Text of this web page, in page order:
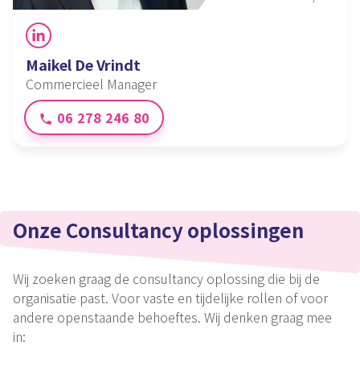
LinkedIn
Maikel De Vrindt
Commercieel Manager
phone 06 278 246 80
Onze Consultancy oplossingen
Wij zoeken graag de consultancy oplossing die bij de
organisatie past. Voor vaste en tijdelijke rollen of voor
andere openstaande behoeftes. Wij denken graag mee
in: